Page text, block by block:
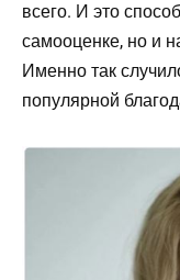
всего. И это
самооценке, но и
Именно так
популярной